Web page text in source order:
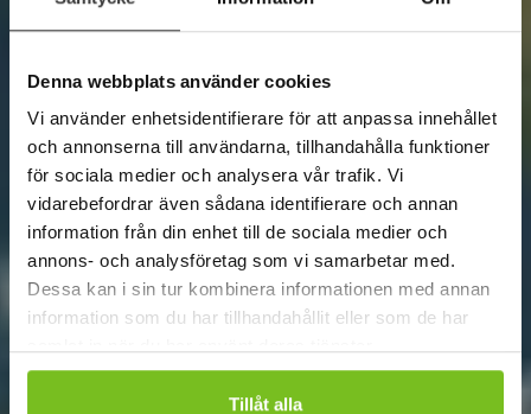
Denna webbplats använder cookies
Vi använder enhetsidentifierare för att anpassa innehållet
och annonserna till användarna, tillhandahålla funktioner
för sociala medier och analysera vår trafik. Vi
vidarebefordrar även sådana identifierare och annan
information från din enhet till de sociala medier och
annons- och analysföretag som vi samarbetar med.
Dessa kan i sin tur kombinera informationen med annan
information som du har tillhandahållit eller som de har
Tillåt alla